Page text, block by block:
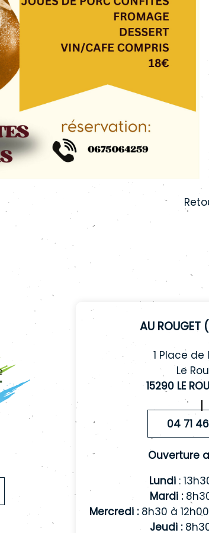
Au Rouget
1 Place de
Le
15290 LE
04 71
Ouverture
Lundi:
Mardi :
Mercredi :8h30 à
Jeudi :